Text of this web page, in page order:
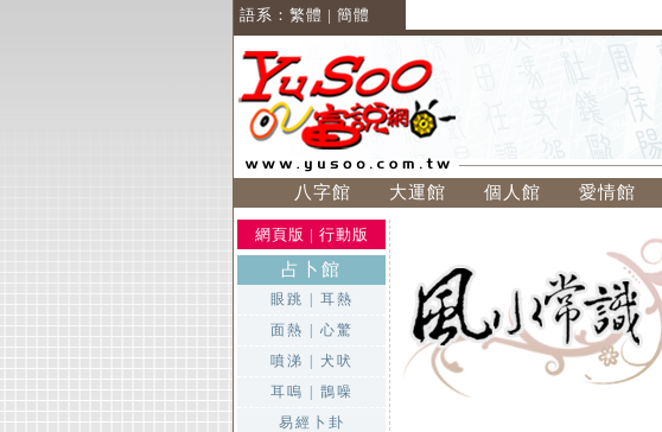
語系： 繁體 | 簡體
八字館 大運館 個人館 愛情館
網頁版 | 行動版
占卜館
眼跳
耳熱
面熱
心驚
噴涕
犬吠
耳嗚
鵲噪
易經卜卦